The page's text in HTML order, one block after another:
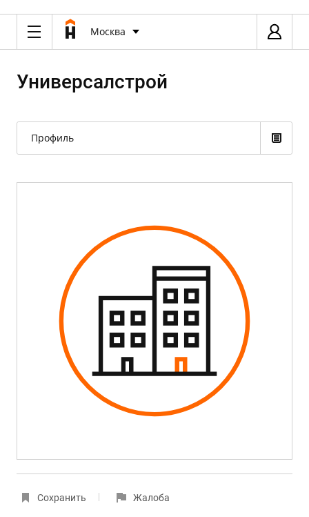
Москва
Универсалстрой
Профиль
Сохранить Жалоба